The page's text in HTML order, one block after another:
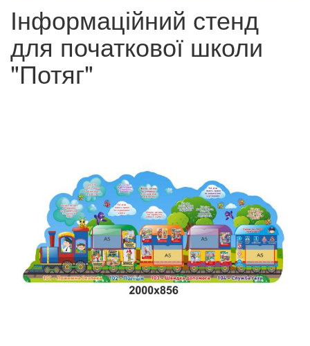
Інформаційний стенд
для початкової школи
"Потяг"